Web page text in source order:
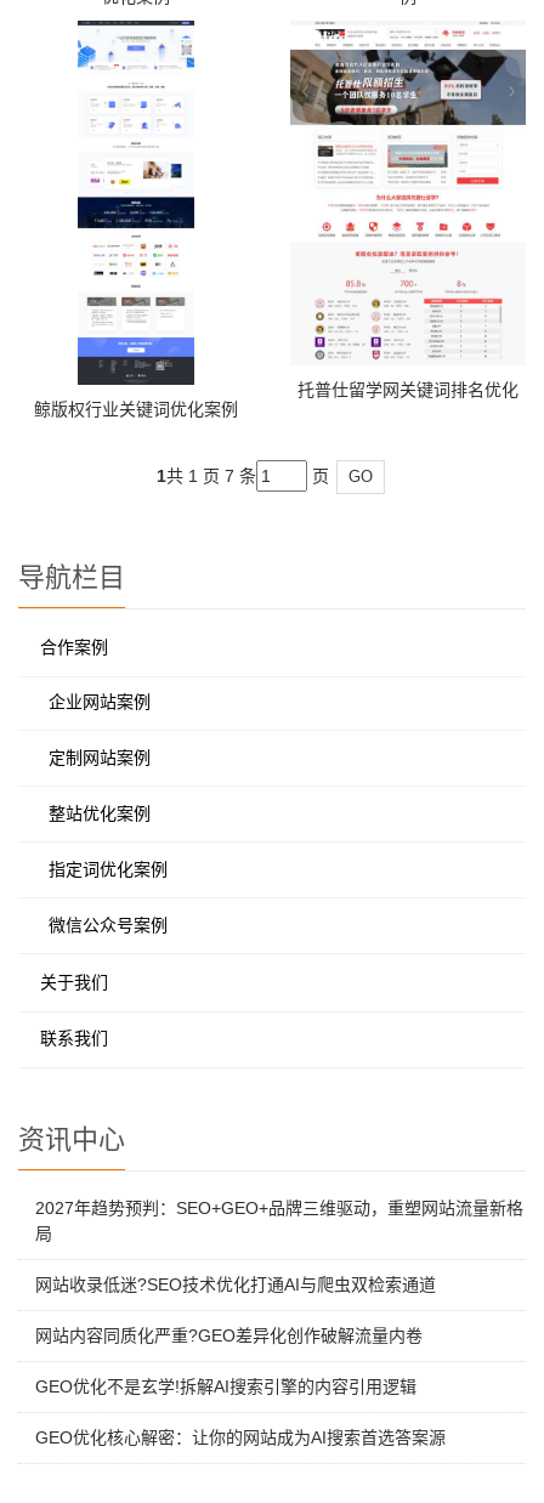
鲸版权行业关键词优化案例
托普仕留学网关键词排名优化
1共 1 页 7 条 页 GO
导航栏目
合作案例
企业网站案例
定制网站案例
整站优化案例
指定词优化案例
微信公众号案例
关于我们
联系我们
资讯中心
2027年趋势预判：SEO+GEO+品牌三维驱动，重塑网站流量新格
局
网站收录低迷?SEO技术优化打通AI与爬虫双检索通道
网站内容同质化严重?GEO差异化创作破解流量内卷
GEO优化不是玄学!拆解AI搜索引擎的内容引用逻辑
GEO优化核心解密：让你的网站成为AI搜索首选答案源